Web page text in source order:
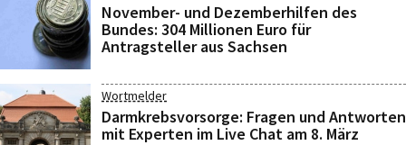
November- und Dezemberhilfen des
Bundes: 304 Millionen Euro für
Antragsteller aus Sachsen
Wortmelder
Darmkrebsvorsorge: Fragen und Antworten
mit Experten im Live Chat am 8. März